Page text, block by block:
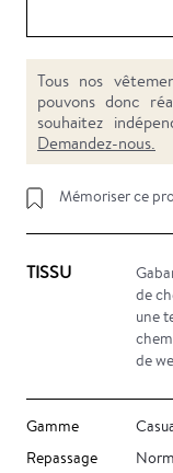
Tous nos
pouvons donc
souhaitez
Demandez-nous.
Mémoriser ce
TISSU
de
une
de
Gamme
Repassage